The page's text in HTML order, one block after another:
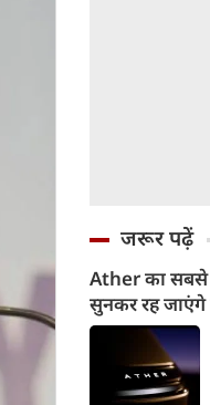
जरूर पढ़ें
Ather का सबसे
सुनकर रह
आएगा Konarc